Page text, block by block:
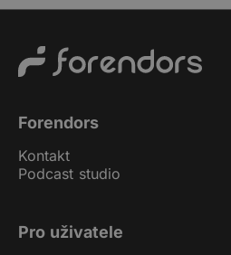
Forendors
Kontakt
Podcast studio
Pro uživatele